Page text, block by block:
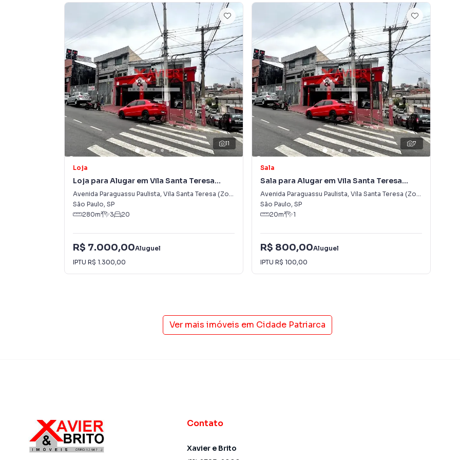
11
Loja
Loja para Alugar em Vila Santa Teresa
(Zona Leste)
Avenida Paraguassu Paulista, Vila Santa Teresa (Zona Leste)
São Paulo, SP
280m² 3 20
R$ 7.000,00Aluguel
IPTU R$ 1.300,00
7
Sala
Sala para Alugar em Vila Santa Teresa
(Zona Leste)
Avenida Paraguassu Paulista, Vila Santa Teresa (Zona Leste)
São Paulo, SP
20m² 1
R$ 800,00Aluguel
IPTU R$ 100,00
Ver mais imóveis em Cidade Patriarca
Contato
Xavier e Brito